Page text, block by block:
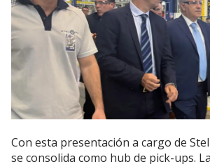
Con esta presentación a cargo de
se consolida como hub de pick-ups.